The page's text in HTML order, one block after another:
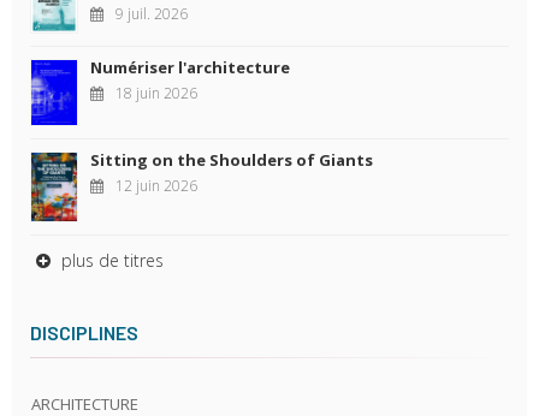
9 juil. 2026
Numériser l'architecture
18 juin 2026
Sitting on the Shoulders of Giants
12 juin 2026
plus de titres
DISCIPLINES
ARCHITECTURE